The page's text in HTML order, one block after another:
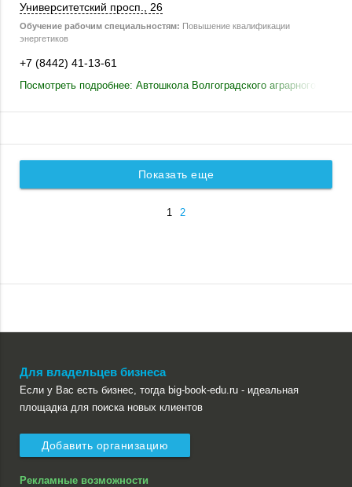
Университетский просп., 26
Обучение рабочим специальностям: Повышение квалификации
энергетиков
+7 (8442) 41-13-61
Посмотреть подробнее: Автошкола Волгоградского аграрного
Показать еще
1 2
Для владельцев бизнеса
Если у Вас есть бизнес, тогда big-book-edu.ru - идеальная
площадка для поиска новых клиентов
Добавить организацию
Рекламные возможности